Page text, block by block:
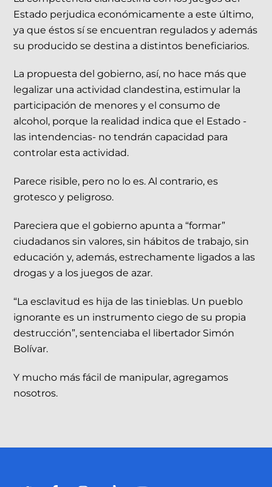
Estado perjudica económicamente a este último,
ya que éstos sí se encuentran regulados y además
su producido se destina a distintos beneficiarios.
La propuesta del gobierno, así, no hace más que
legalizar una actividad clandestina, estimular la
participación de menores y el consumo de
alcohol, porque la realidad indica que el Estado -
las intendencias- no tendrán capacidad para
controlar esta actividad.
Parece risible, pero no lo es. Al contrario, es
grotesco y peligroso.
Pareciera que el gobierno apunta a “formar”
ciudadanos sin valores, sin hábitos de trabajo, sin
educación y, además, estrechamente ligados a las
drogas y a los juegos de azar.
“La esclavitud es hija de las tinieblas. Un pueblo
ignorante es un instrumento ciego de su propia
destrucción”, sentenciaba el libertador Simón
Bolívar.
Y mucho más fácil de manipular, agregamos
nosotros.